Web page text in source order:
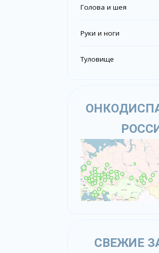
Голова и шея
Руки и ноги
Туловище
СВЕЖИЕ